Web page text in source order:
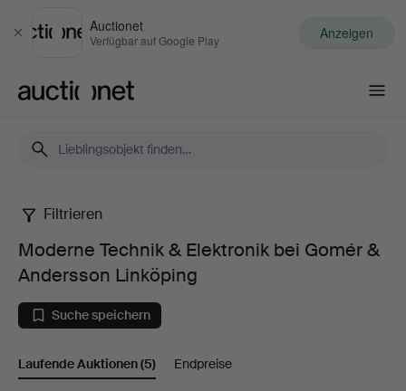
Schließen
Auctionet
Verfügbar auf Google Play Anzeigen
Moderne
Technik
&
Elektronik
Filtrieren
Moderne Technik & Elektronik bei Gomér &
Andersson Linköping
Suche speichern
Laufende Auktionen(5) Endpreise